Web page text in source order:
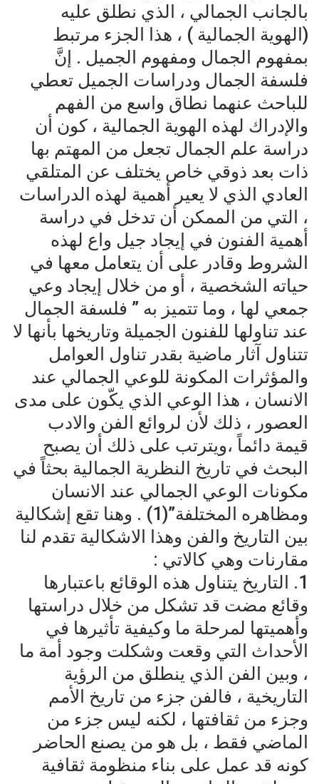
بالجانب الجمالي ، الذي نطلق عليه
(الهوية الجمالية ) ، هذا الجزء مرتبط
بمفهوم الجمال ومفهوم الجميل . إنَّ
فلسفة الجمال ودراسات الجميل تعطي
للباحث عنهما نطاق واسع من الفهم
والإدراك لهذه الهوية الجمالية ، كون أن
دراسة علم الجمال تجعل من المهتم بها
ذات بعد ذوقي خاص يختلف عن المتلقي
العادي الذي لا يعير أهمية لهذه الدراسات
، التي من الممكن أن تدخل في دراسة
أهمية الفنون في إيجاد جيل واع لهذه
الشروط وقادر على أن يتعامل معها في
حياته الشخصية ، أو من خلال إيجاد وعي
جمعي لها ، وما تتميز به ” فلسفة الجمال
عند تناولها للفنون الجميلة وتاريخها بأنها لا
تتناول آثار ماضية بقدر تناول العوامل
والمؤثرات المكونة للوعي الجمالي عند
الانسان ، هذا الوعي الذي يكّون على مدى
العصور ، ذلك لأن لروائع الفن والادب
قيمة دائماً ،ويترتب على ذلك أن يصبح
البحث في تاريخ النظرية الجمالية بحثاً في
مكونات الوعي الجمالي عند الانسان
ومظاهره المختلفة”(1) . وهنا تقع إشكالية
بين التاريخ والفن وهذا الاشكالية تقدم لنا
مقارنات وهي كالاتي :
1. التاريخ يتناول هذه الوقائع باعتبارها
وقائع مضت قد تشكل من خلال دراستها
وأهميتها لمرحلة ما وكيفية تأثيرها في
الأحداث التي وقعت وشكلت وجود أمة ما
، وبين الفن الذي ينطلق من الرؤية
التاريخية ، فالفن جزء من تاريخ الأمم
وجزء من ثقافتها ، لكنه ليس جزء من
الماضي فقط ، بل هو من يصنع الحاضر
كونه قد عمل على بناء منظومة ثقافية